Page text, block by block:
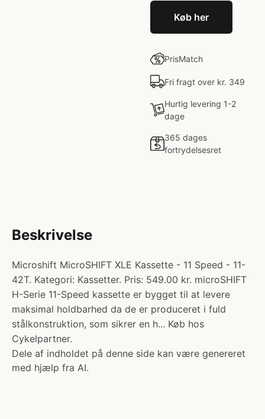
Køb her
PrisMatch
Fri fragt over kr. 349
Hurtig levering 1-2
dage
365 dages
fortrydelsesret
Beskrivelse
Microshift MicroSHIFT XLE Kassette - 11 Speed - 11-
42T. Kategori: Kassetter. Pris: 549.00 kr. microSHIFT
H-Serie 11-Speed kassette er bygget til at levere
maksimal holdbarhed da de er produceret i fuld
stålkonstruktion, som sikrer en h... Køb hos
Cykelpartner.
Dele af indholdet på denne side kan være genereret
med hjælp fra AI.